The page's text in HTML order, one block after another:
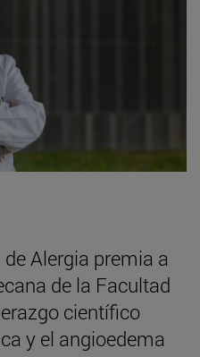
Alergia premia a
de la Facultad
científico
y el angioedema